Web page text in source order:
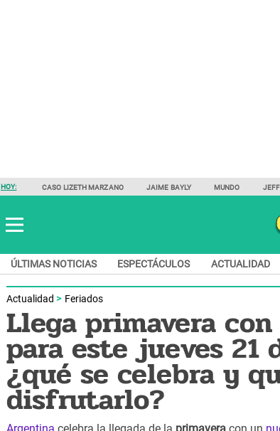
HOY: CASO LIZETH MARZANO JAIME BAYLY MUNDO
ÚLTIMAS NOTICIAS ESPECTÁCULOS ACTUALIDAD
Actualidad Feriados
Llega primavera
para este jueves 21
¿qué se celebra y
disfrutarlo?